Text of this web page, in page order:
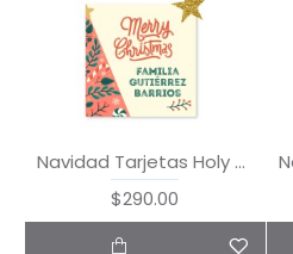
Navidad Tarjetas Holy Night
$290.00